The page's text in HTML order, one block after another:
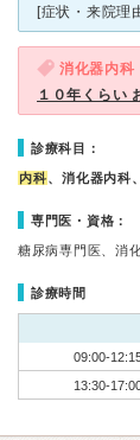
消化器内科
１０年くらい
診療科目：
内科、消化器内科
専門医・資格：
糖尿病専門医、消
診療時間
09:00-
13:30-